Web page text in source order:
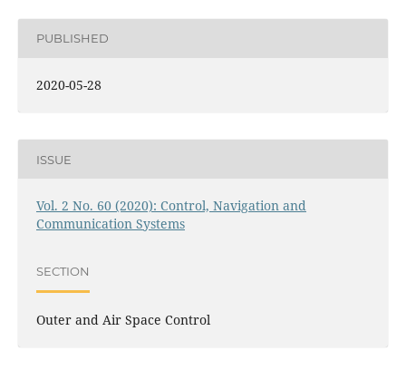
PUBLISHED
2020-05-28
ISSUE
Vol. 2 No. 60 (2020): Control, Navigation and
Communication Systems
SECTION
Outer and Air Space Control